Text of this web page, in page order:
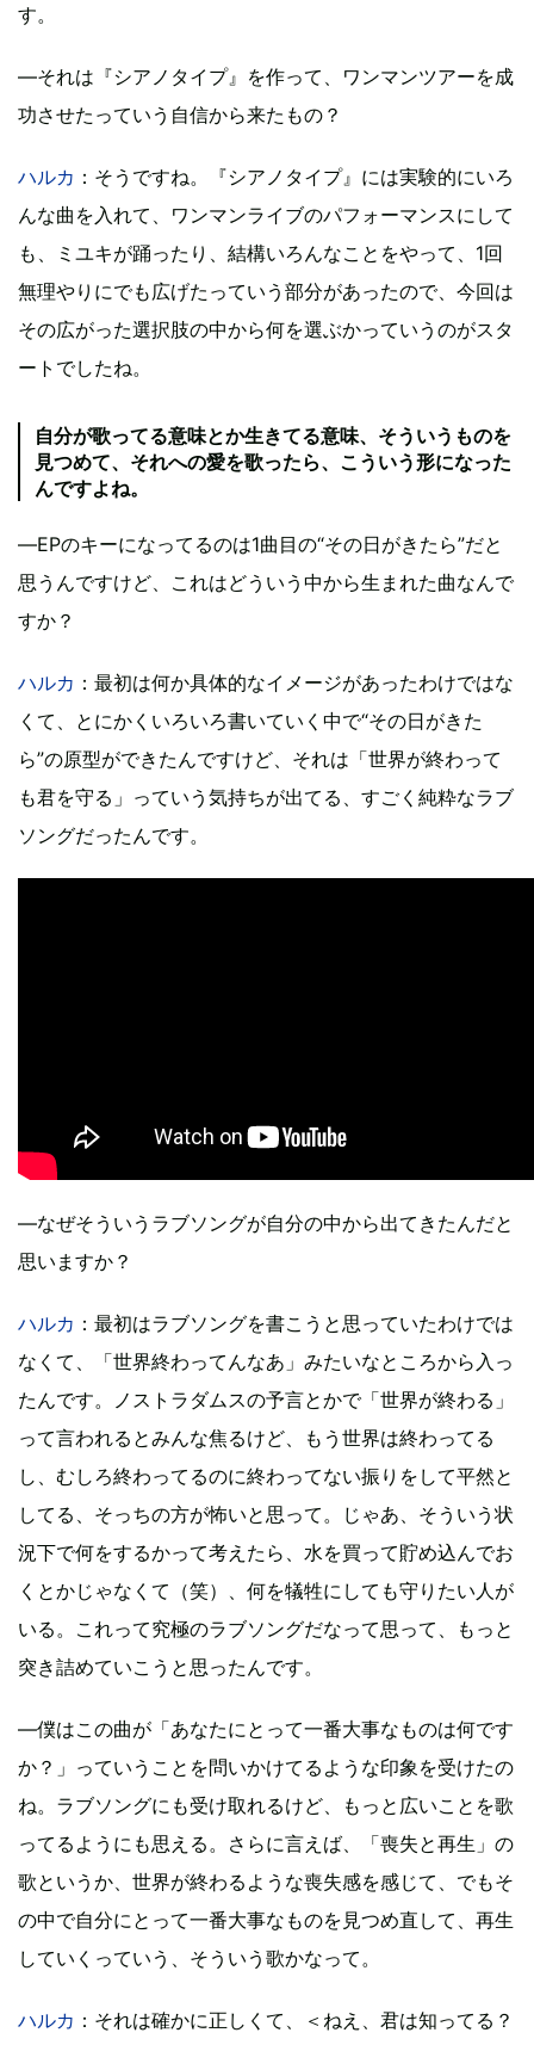
す。
―それは『シアノタイプ』を作って、ワンマンツアーを成
功させたっていう自信から来たもの？
ハルカ ：そうですね。『シアノタイプ』には実験的にいろ
んな曲を入れて、ワンマンライブのパフォーマンスにして
も、ミユキが踊ったり、結構いろんなことをやって、1回
無理やりにでも広げたっていう部分があったので、今回は
その広がった選択肢の中から何を選ぶかっていうのがスタ
ートでしたね。
自分が歌ってる意味とか生きてる意味、そういうものを
見つめて、それへの愛を歌ったら、こういう形になった
んですよね。
―EPのキーになってるのは1曲目の“その日がきたら”だと
思うんですけど、これはどういう中から生まれた曲なんで
すか？
ハルカ ：最初は何か具体的なイメージがあったわけではな
くて、とにかくいろいろ書いていく中で“その日がきた
ら”の原型ができたんですけど、それは「世界が終わって
も君を守る」っていう気持ちが出てる、すごく純粋なラブ
ソングだったんです。
―なぜそういうラブソングが自分の中から出てきたんだと
思いますか？
ハルカ ：最初はラブソングを書こうと思っていたわけでは
なくて、「世界終わってんなあ」みたいなところから入っ
たんです。ノストラダムスの予言とかで「世界が終わる」
って言われるとみんな焦るけど、もう世界は終わってる
し、むしろ終わってるのに終わってない振りをして平然と
してる、そっちの方が怖いと思って。じゃあ、そういう状
況下で何をするかって考えたら、水を買って貯め込んでお
くとかじゃなくて（笑）、何を犠牲にしても守りたい人が
いる。これって究極のラブソングだなって思って、もっと
突き詰めていこうと思ったんです。
―僕はこの曲が「あなたにとって一番大事なものは何です
か？」っていうことを問いかけてるような印象を受けたの
ね。ラブソングにも受け取れるけど、もっと広いことを歌
ってるようにも思える。さらに言えば、「喪失と再生」の
歌というか、世界が終わるような喪失感を感じて、でもそ
の中で自分にとって一番大事なものを見つめ直して、再生
していくっていう、そういう歌かなって。
ハルカ ：それは確かに正しくて、＜ねえ、君は知ってる？